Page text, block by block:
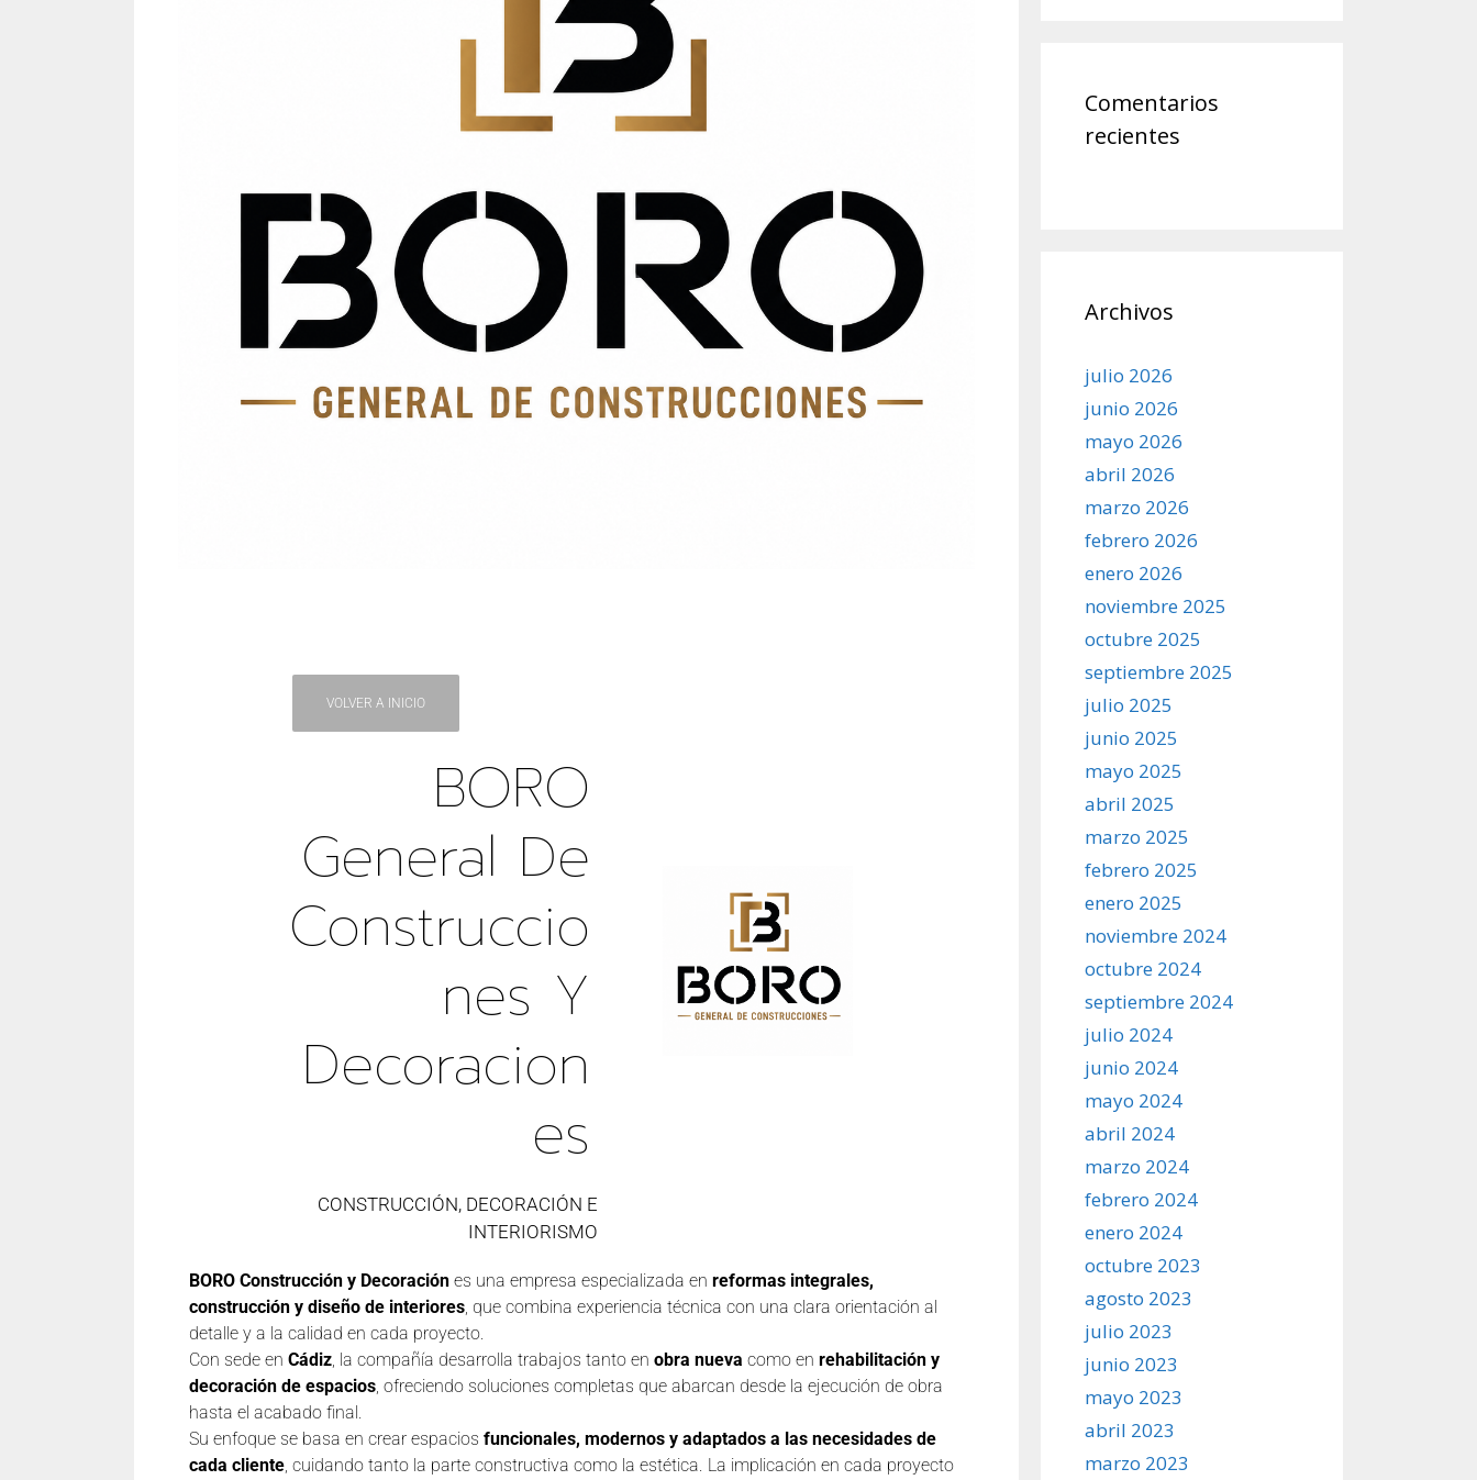
VOLVER A INICIO
BORO
General De
Construccio
Nes Y
Decoracion
Es
CONSTRUCCIÓN, DECORACIÓN E
INTERIORISMO
BORO Construcción y Decoración es una empresa especializada en reformas integrales,
construcción y diseño de interiores, que combina experiencia técnica con una clara orientación al
detalle y a la calidad en cada proyecto.
Con sede en Cádiz, la compañía desarrolla trabajos tanto en obra nueva como en rehabilitación y
decoración de espacios, ofreciendo soluciones completas que abarcan desde la ejecución de obra
hasta el acabado final.
Su enfoque se basa en crear espacios funcionales, modernos y adaptados a las necesidades de
cada cliente, cuidando tanto la parte constructiva como la estética. La implicación en cada proyecto
Comentarios
recientes
Archivos
julio 2026
junio 2026
mayo 2026
abril 2026
marzo 2026
febrero 2026
enero 2026
noviembre 2025
octubre 2025
septiembre 2025
julio 2025
junio 2025
mayo 2025
abril 2025
marzo 2025
febrero 2025
enero 2025
noviembre 2024
octubre 2024
septiembre 2024
julio 2024
junio 2024
mayo 2024
abril 2024
marzo 2024
febrero 2024
enero 2024
octubre 2023
agosto 2023
julio 2023
junio 2023
mayo 2023
abril 2023
marzo 2023